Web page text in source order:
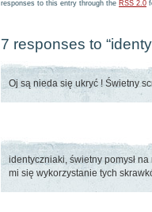
responses to this entry through the RSS 2.0
7 responses to
Oj są nieda się ukryć ! Świetny
identyczniaki, świetny pomysł
mi się wykorzystanie tych